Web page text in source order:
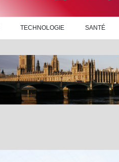
TECHNOLOGIE SANTÉ